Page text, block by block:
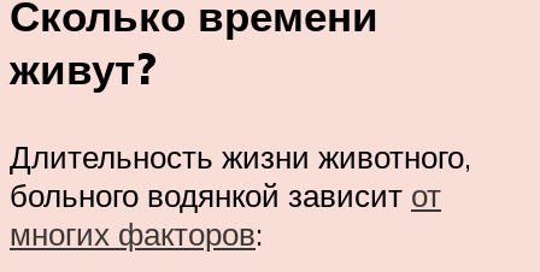
Сколько времени
живут?
Длительность жизни животного,
больного водянкой зависит от
многих факторов: